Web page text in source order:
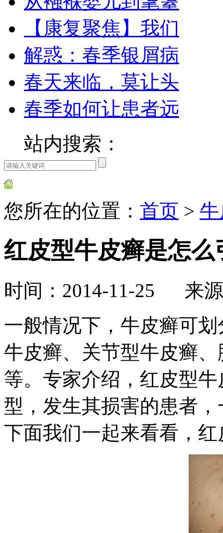
【康复聚焦】我们
解惑：春季银屑病
春天来临，莫让头
春季如何让患者远
站内搜索：
您所在的位置： 首页 >
红皮型牛皮癣是怎么
时间：2014-11-25 来
一般情况下，牛皮癣可
牛皮癣、关节型牛皮癣
等。专家介绍，红皮型
型，发生其损害的患者
下面我们一起来看看，